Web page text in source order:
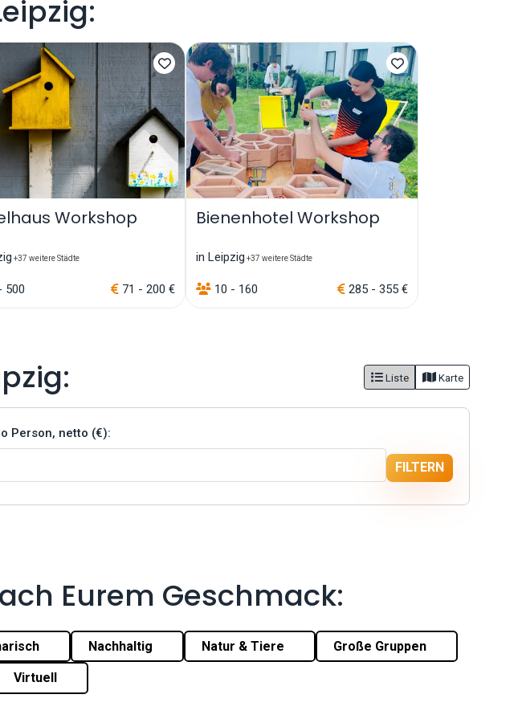
Workshop
+37 weitere Städte
500 71 - 200 €
Bienenhotel Workshop
in Leipzig +37 weitere Städte
10 - 160 285 - 355 €
Liste Karte
Person, netto (€):
FILTERN
Eurem Geschmack:
Nachhaltig Natur & Tiere Große Gruppen
Virtuell